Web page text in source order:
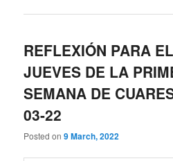
REFLEXIÓN PARA EL
JUEVES DE LA
SEMANA DE
03-22
Posted on9 March, 2022